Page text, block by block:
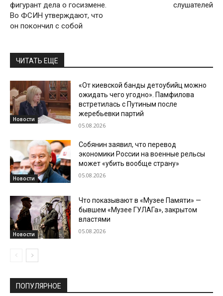
фигурант дела о госизмене.
Во ФСИН утверждают, что
он покончил с собой
слушателей
ЧИТАТЬ ЕЩЕ
Новости
«От киевской банды детоубийц можно
ожидать чего угодно». Памфилова
встретилась с Путиным после
жеребьевки партий
05.08.2026
Новости
Собянин заявил, что перевод
экономики России на военные рельсы
может «убить вообще страну»
05.08.2026
Новости
Что показывают в «Музее Памяти» —
бывшем «Музее ГУЛАГа», закрытом
властями
05.08.2026
ПОПУЛЯРНОЕ